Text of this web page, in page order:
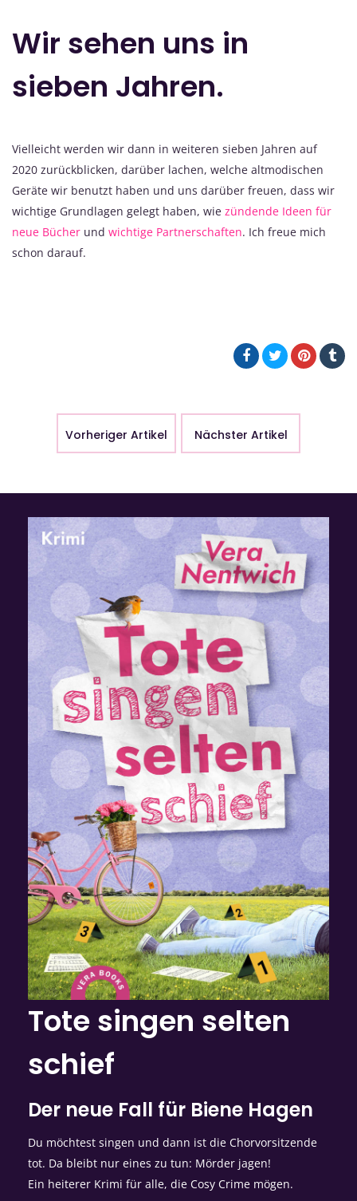
Wir sehen uns in
sieben Jahren.
Vielleicht werden wir dann in weiteren sieben Jahren auf
2020 zurückblicken, darüber lachen, welche altmodischen
Geräte wir benutzt haben und uns darüber freuen, dass wir
wichtige Grundlagen gelegt haben, wie zündende Ideen für
neue Bücher und wichtige Partnerschaften. Ich freue mich
schon darauf.
Vorheriger Artikel Nächster Artikel
Tote singen selten
schief
Der neue Fall für Biene Hagen
Du möchtest singen und dann ist die Chorvorsitzende
tot. Da bleibt nur eines zu tun: Mörder jagen!
Ein heiterer Krimi für alle, die Cosy Crime mögen.